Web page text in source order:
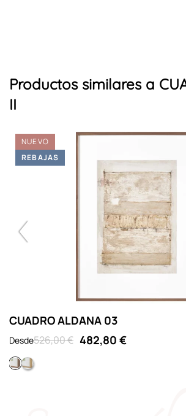
Productos similares a
II
CUADRO ALDANA 03
Desde526,00 € 482,80 €
Cubo 09 nogal vitrina
Cubo 09 roble vitrina
NUEVO
REBAJAS